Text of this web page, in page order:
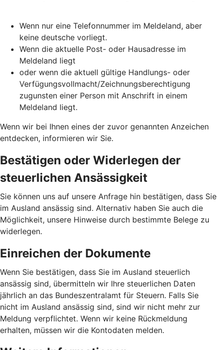
Wenn nur eine Telefonnummer im Meldeland, aber
keine deutsche vorliegt.
Wenn die aktuelle Post- oder Hausadresse im
Meldeland liegt
oder wenn die aktuell gültige Handlungs- oder
Verfügungsvollmacht/Zeichnungsberechtigung
zugunsten einer Person mit Anschrift in einem
Meldeland liegt.
Wenn wir bei Ihnen eines der zuvor genannten Anzeichen
entdecken, informieren wir Sie.
Bestätigen oder Widerlegen der
steuerlichen Ansässigkeit
Sie können uns auf unsere Anfrage hin bestätigen, dass Sie
im Ausland ansässig sind. Alternativ haben Sie auch die
Möglichkeit, unsere Hinweise durch bestimmte Belege zu
widerlegen.
Einreichen der Dokumente
Wenn Sie bestätigen, dass Sie im Ausland steuerlich
ansässig sind, übermitteln wir Ihre steuerlichen Daten
jährlich an das Bundeszentralamt für Steuern. Falls Sie
nicht im Ausland ansässig sind, sind wir nicht mehr zur
Meldung verpflichtet. Wenn wir keine Rückmeldung
erhalten, müssen wir die Kontodaten melden.